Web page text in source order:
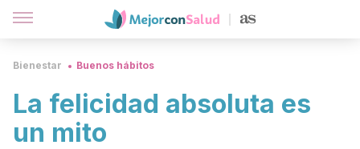
Bienestar Buenos hábitos
La felicidad absoluta es
un mito